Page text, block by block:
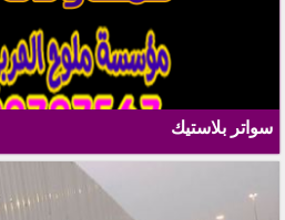
سواتر بلاستيك